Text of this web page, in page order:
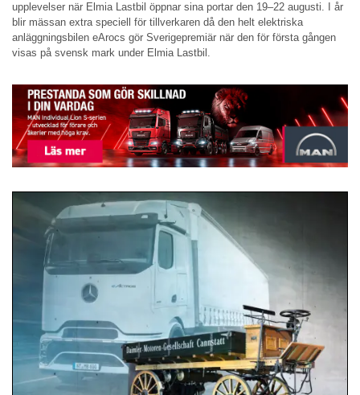
upplevelser när Elmia Lastbil öppnar sina portar den 19–22 augusti. I år
blir mässan extra speciell för tillverkaren då den helt elektriska
anläggningsbilen eArocs gör Sverigepremiär när den för första gången
visas på svensk mark under Elmia Lastbil.